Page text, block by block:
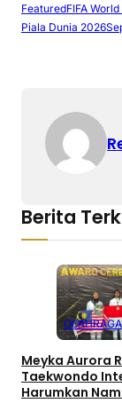
FeaturedFIFA
Piala Dunia 2026
Berita
OLAHRAGA
Meyka Aurora
Taekwondo
Harumkan